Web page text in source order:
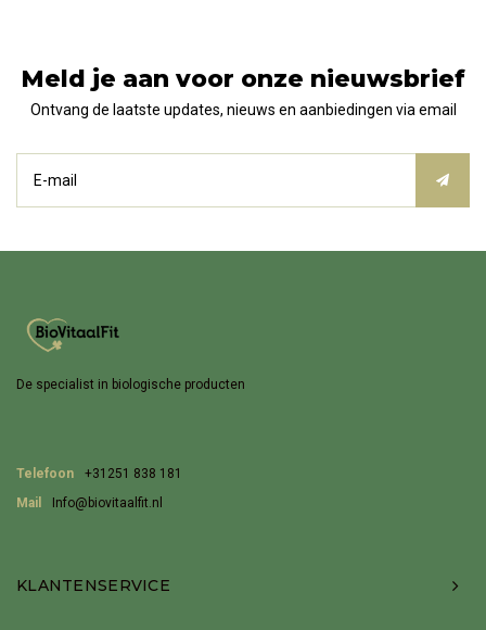
Meld je aan voor onze nieuwsbrief
Ontvang de laatste updates, nieuws en aanbiedingen via email
De specialist in biologische producten
Telefoon
+31251 838 181
Mail
Info@biovitaalfit.nl
KLANTENSERVICE